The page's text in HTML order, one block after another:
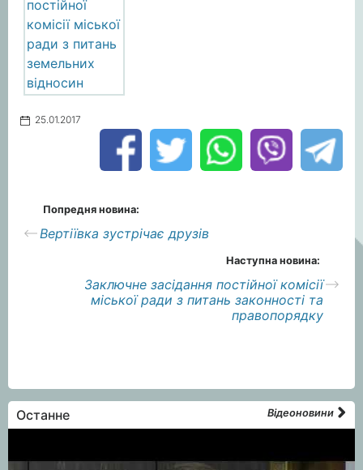
25.01.2017
Попредня новина:
Вертіївка зустрічає друзів
Наступна новина:
Заключне засідання постійної комісії
міської ради з питань законності та
правопорядку
Останне Відеоновини